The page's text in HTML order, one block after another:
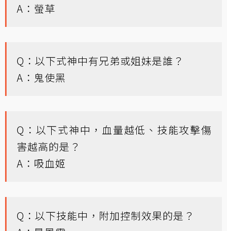
A：螢草
Q：以下式神中有兄弟或姐妹是誰？
A：鬼使黑
Q：以下式神中，血量越低、技能攻擊傷
害越高的是？
A：吸血姬
Q：以下技能中，附加控制效果的是？